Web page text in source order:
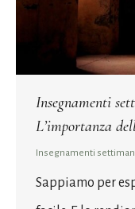
Insegnamenti
L’importanza
Insegnamenti
Sappiamo per